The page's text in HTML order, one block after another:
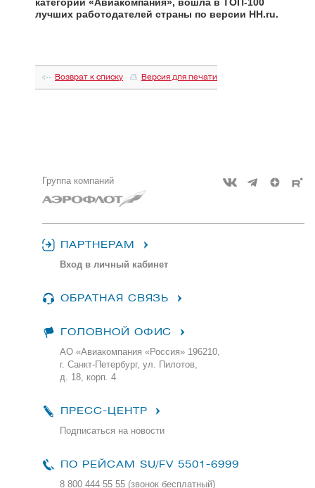
лучших работодателей страны по версии HH.ru.
Возврат к списку Версия для печати
Группа компаний
ПАРТНЕРАМ
Вход в личный кабинет
ОБРАТНАЯ СВЯЗЬ
ГОЛОВНОЙ ОФИС
АО «Авиакомпания «Россия» 196210,
г. Санкт-Петербург, ул. Пилотов,
д. 18, корп. 4
ПРЕСС-ЦЕНТР
Подписаться на новости
ПО РЕЙСАМ SU/FV 5501-6999
8 800 444 55 55 (звонок бесплатный)